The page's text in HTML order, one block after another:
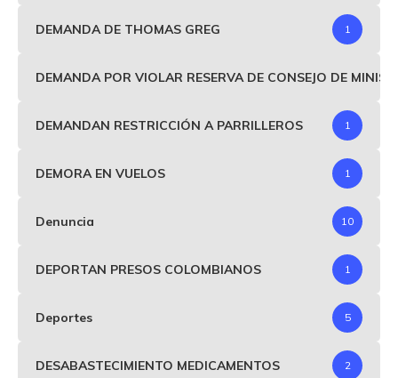
DEMANDA DE THOMAS GREG 1
DEMANDA POR VIOLAR RESERVA DE CONSEJO DE
DEMANDAN RESTRICCIÓN A PARRILLEROS 1
DEMORA EN VUELOS 1
Denuncia 10
DEPORTAN PRESOS COLOMBIANOS 1
Deportes 5
DESABASTECIMIENTO MEDICAMENTOS 2